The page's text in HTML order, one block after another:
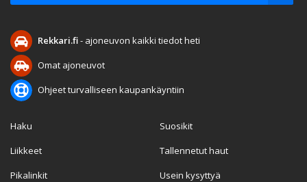
Rekkari.fi- ajoneuvon kaikki tiedot heti
Omat ajoneuvot
Ohjeet turvalliseen kaupankäyntiin
Haku
Liikkeet
Pikalinkit
Suosikit
Tallennetut haut
Usein kysyttyä